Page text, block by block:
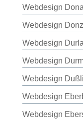
Webdesign
Webdesign
Webdesign
Webdesign
Webdesign
Webdesign
Webdesign